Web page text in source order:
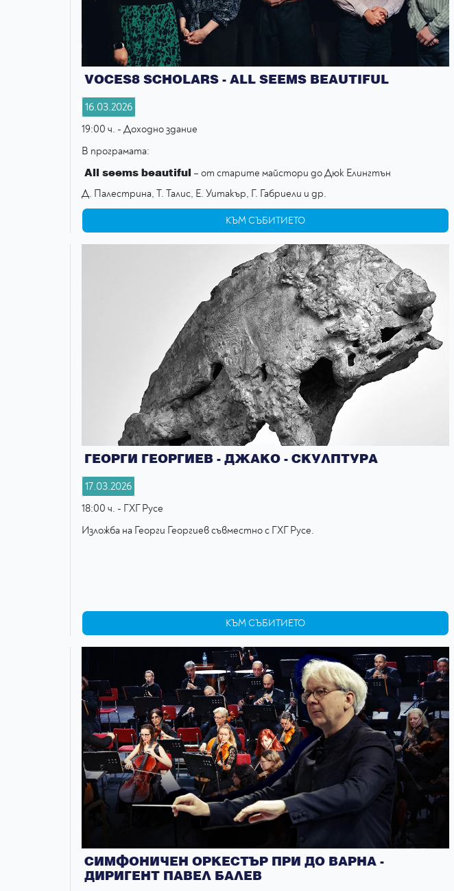
VOCES8 SCHOLARS - ALL SEEMS BEAUTIFUL
16.03.2026
19:00 ч. - Доходно здание
В програмата:
All seems beautiful – от старите майстори до Дюк Елингтън
Д. Палестрина, Т. Талис, Е. Уитакър, Г. Габриели и др.
КЪМ СЪБИТИЕТО
ГЕОРГИ ГЕОРГИЕВ - ДЖАКО - СКУЛПТУРА
17.03.2026
18:00 ч. - ГХГ Русе
Изложба на Георги Георгиев съвместно с ГХГ Русе.
КЪМ СЪБИТИЕТО
СИМФОНИЧЕН ОРКЕСТЪР ПРИ ДО ВАРНА -
ДИРИГЕНТ ПАВЕЛ БАЛЕВ